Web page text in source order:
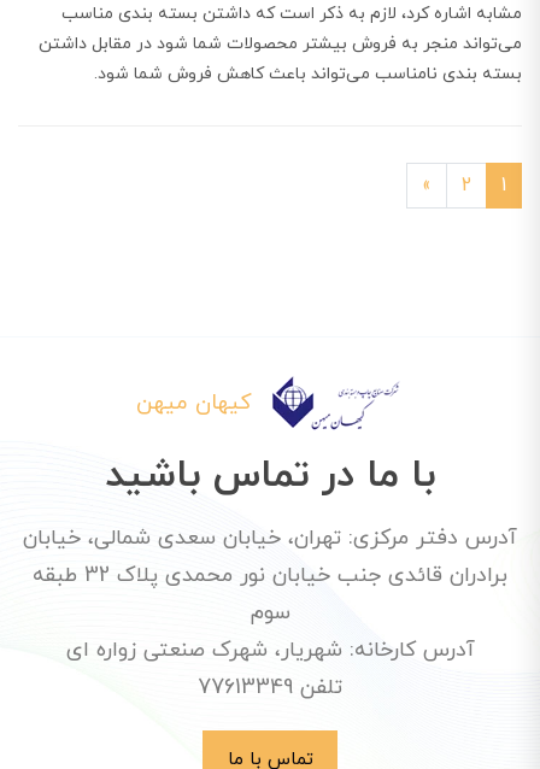
مشابه اشاره کرد، لازم به ذکر است که داشتن بسته بندی مناسب
می‌تواند منجر به فروش بیشتر محصولات شما شود در مقابل داشتن
بسته بندی نامناسب می‌تواند باعث کاهش فروش شما شود.
1
2
»
کیهان میهن
با ما در تماس باشید
آدرس دفتر مرکزی: تهران، خیابان سعدی شمالی، خیابان
برادران قائدی جنب خیابان نور محمدی پلاک 32 طبقه
سوم
آدرس کارخانه: شهریار، شهرک صنعتی زواره ای
تلفن 77613349
تماس با ما